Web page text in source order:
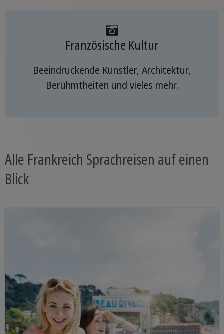
Französische Kultur
Beeindruckende Künstler, Architektur,
Berühmtheiten und vieles mehr.
Alle Frankreich Sprachreisen auf einen
Blick